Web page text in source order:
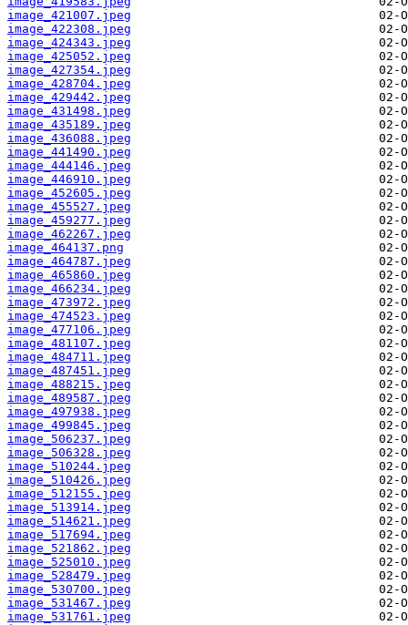
image_421007.jpeg
image_422308.jpeg
image_424343.jpeg
image_425052.jpeg
image_427354.jpeg
image_428704.jpeg
image_429442.jpeg
image_431498.jpeg
image_435189.jpeg
image_436088.jpeg
image_441490.jpeg
image_444146.jpeg
image_446910.jpeg
image_452605.jpeg
image_455527.jpeg
image_459277.jpeg
image_462267.jpeg
image_464137.png
image_464787.jpeg
image_465860.jpeg
image_466234.jpeg
image_473972.jpeg
image_474523.jpeg
image_477106.jpeg
image_481107.jpeg
image_484711.jpeg
image_487451.jpeg
image_488215.jpeg
image_489587.jpeg
image_497938.jpeg
image_499845.jpeg
image_506237.jpeg
image_506328.jpeg
image_510244.jpeg
image_510426.jpeg
image_512155.jpeg
image_513914.jpeg
image_514621.jpeg
image_517694.jpeg
image_521862.jpeg
image_525010.jpeg
image_528479.jpeg
image_530700.jpeg
image_531467.jpeg
image_531761.jpeg